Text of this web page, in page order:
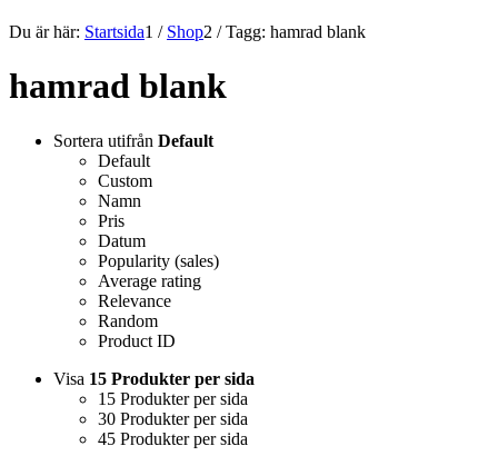
Du är här: Startsida1 / Shop2 / Tagg: hamrad blank
hamrad blank
Sortera utifrån Default
Default
Custom
Namn
Pris
Datum
Popularity (sales)
Average rating
Relevance
Random
Product ID
Visa 15 Produkter per sida
15 Produkter per sida
30 Produkter per sida
45 Produkter per sida